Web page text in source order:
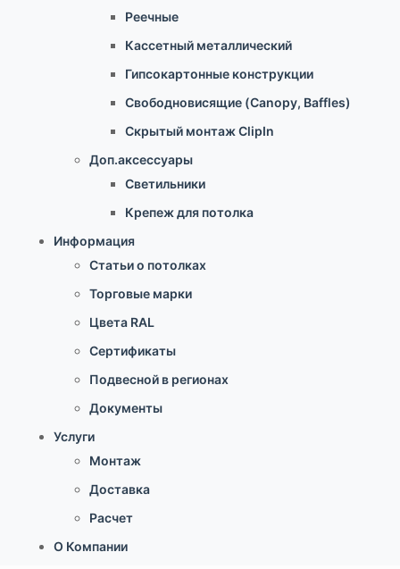
Реечные
Кассетный металлический
Гипсокартонные конструкции
Свободновисящие (Canopy, Baffles)
Скрытый монтаж ClipIn
Доп.аксессуары
Светильники
Крепеж для потолка
Информация
Статьи о потолках
Торговые марки
Цвета RAL
Сертификаты
Подвесной в регионах
Документы
Услуги
Монтаж
Доставка
Расчет
О Компании